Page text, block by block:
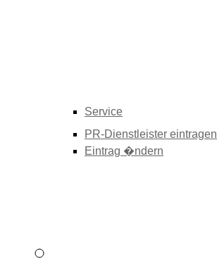
Service
PR-Dienstleister eintragen
Eintrag �ndern